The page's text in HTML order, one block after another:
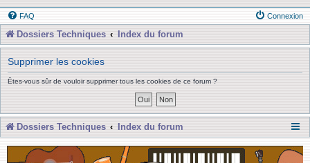
FAQ Connexion
Dossiers Techniques Index du forum
Supprimer les cookies
Êtes-vous sûr de vouloir supprimer tous les cookies de ce forum ?
Dossiers Techniques Index du forum